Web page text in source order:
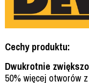
Cechy produktu:
Dwukrotnie
50% więcej otworów